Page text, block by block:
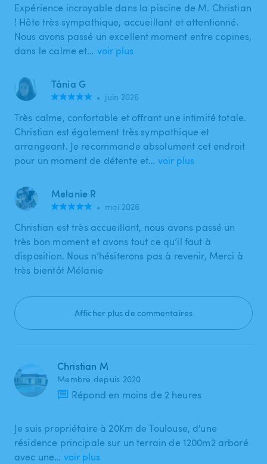
Expérience incroyable dans la piscine de M. Christian
! Hôte très sympathique, accueillant et attentionné.
Nous avons passé un excellent moment entre copines,
dans le calme et… voir plus
Tânia G
• juin 2026
Très calme, confortable et offrant une intimité totale.
Christian est également très sympathique et
arrangeant. Je recommande absolument cet endroit
pour un moment de détente et… voir plus
Melanie R
• mai 2026
Christian est très accueillant, nous avons passé un
très bon moment et avons tout ce qu’il faut à
disposition. Nous n’hésiterons pas à revenir, Merci à
très bientôt Mélanie
Afficher plus de commentaires
Christian M
Membre depuis 2020
Répond en moins de 2 heures
Je suis propriétaire à 20Km de Toulouse, d'une
résidence principale sur un terrain de 1200m2 arboré
avec une… voir plus